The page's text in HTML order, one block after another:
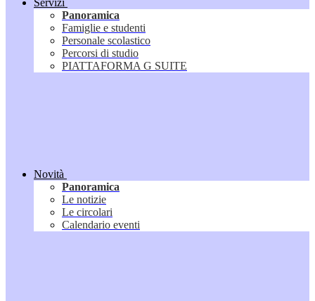
Servizi
Panoramica
Famiglie e studenti
Personale scolastico
Percorsi di studio
PIATTAFORMA G SUITE
Novità
Panoramica
Le notizie
Le circolari
Calendario eventi